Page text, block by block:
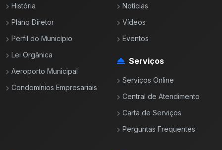
História
Plano Diretor
Perfil do Município
Lei Orgânica
Aeroporto Municipal
Condomínios Empresariais
Notícias
Vídeos
Eventos
Serviços
Serviços Online
Central de Atendimento
Carta de Serviços
Perguntas Frequentes